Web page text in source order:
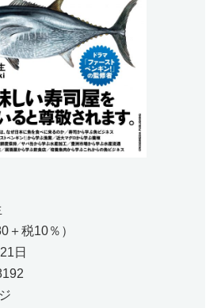
＋税10％）
日